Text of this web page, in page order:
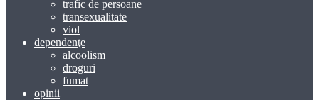
trafic de persoane
transexualitate
viol
dependenţe
alcoolism
droguri
fumat
opinii